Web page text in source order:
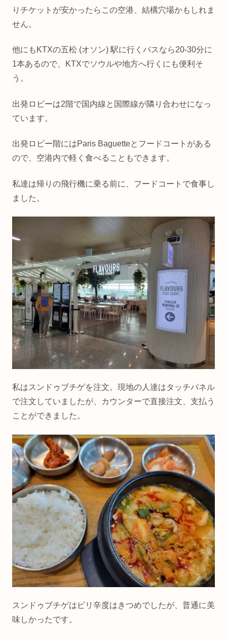
りチケットが安かったらこの空港、結構穴場かもしれま
せん。
他にもKTXの五松 (オソン) 駅に行くバスなら20-30分に
1本あるので、KTXでソウルや地方へ行くにも便利そ
う。
出発ロビーは2階で国内線と国際線が隣り合わせになっ
ています。
出発ロビー階にはParis Baguetteとフードコートがある
ので、空港内で軽く食べることもできます。
私達は帰りの飛行機に乗る前に、フードコートで食事し
ました。
私はスンドゥブチゲを注文。現地の人達はタッチパネル
で注文していましたが、カウンターで直接注文、支払う
ことができました。
スンドゥブチゲはピリ辛度はきつめでしたが、普通に美
味しかったです。